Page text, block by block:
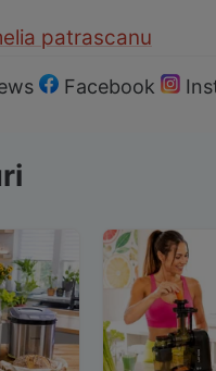
patrascanu
Facebook